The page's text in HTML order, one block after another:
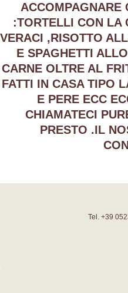
ACCOMPAGNARE
:TORTELLI CON LA
VERACI ,RISOTTO
E SPAGHETTI
CARNE OLTRE AL
FATTI IN CASA TIPO
E PERE ECC
CHIAMATECI
PRESTO .IL
Tel. +39